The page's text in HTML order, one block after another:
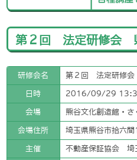
第２回 法定研修会
研修会名 第２回 法定研修
日時 2016/09/29
会場 熊谷文化創造館・さ
会場住所 埼玉県熊谷市拾六
主催 不動産保証協会 埼